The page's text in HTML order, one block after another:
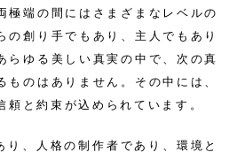
極端の間にはさまざまなレベルの
の創り手でもあり、主人でもあり
らゆる美しい真実の中で、次の真
ものはありません。その中には、
と約束が込められています。
り、人格の制作者であり、環境と